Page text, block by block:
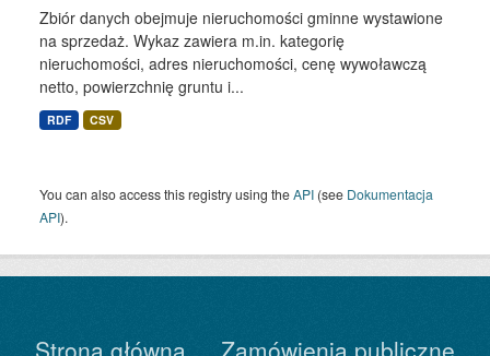
Zbiór danych obejmuje nieruchomości gminne wystawione
na sprzedaż. Wykaz zawiera m.in. kategorię
nieruchomości, adres nieruchomości, cenę wywoławczą
netto, powierzchnię gruntu i...
RDF CSV
You can also access this registry using theAPI (see Dokumentacja
API).
Strona główna Zamówienia publiczne